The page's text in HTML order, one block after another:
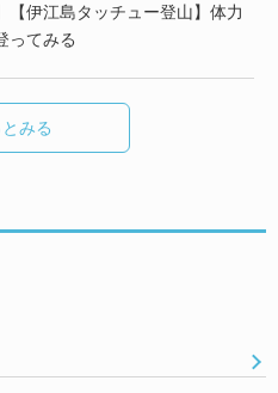
【伊江島タッチュー登山】体力
ってみる
みる